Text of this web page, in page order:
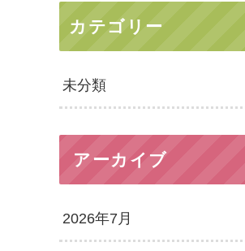
カテゴリー
未分類
アーカイブ
2026年7月